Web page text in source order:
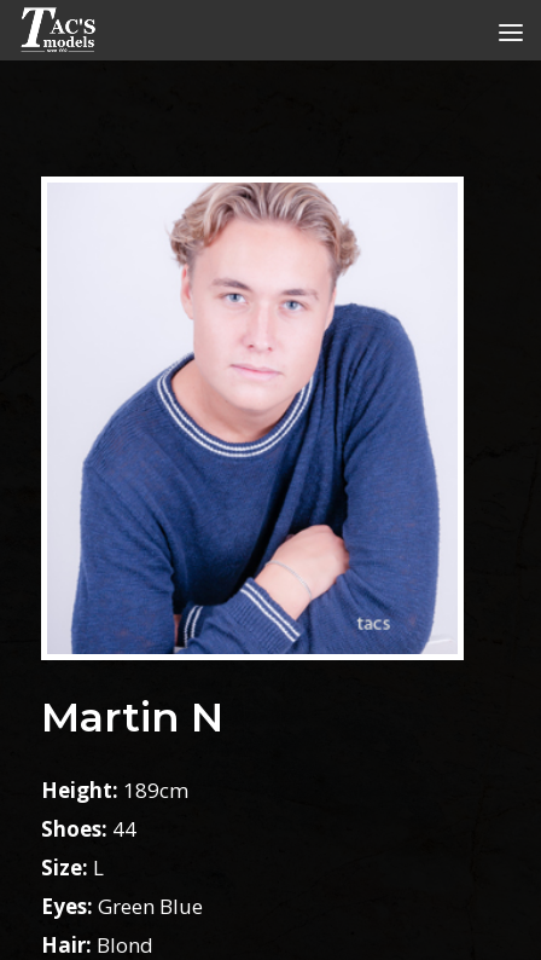
Martin N
Height: 189cm
Shoes: 44
Size: L
Eyes: Green Blue
Hair: Blond